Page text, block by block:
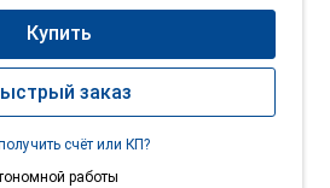
Купить
заказ
счёт или КП?
работы